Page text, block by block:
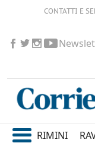
CONTATTI E
RIMINI